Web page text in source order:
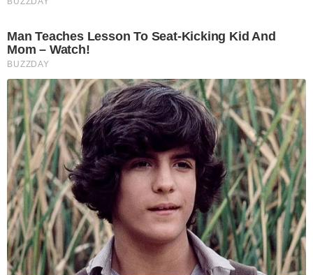
Man Teaches Lesson To Seat-Kicking Kid And
Mom – Watch!
BUZZDAY